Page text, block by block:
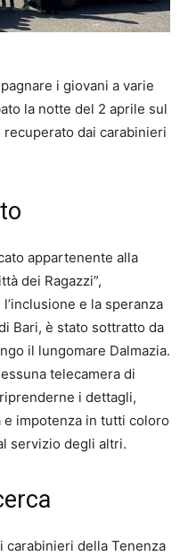
i giovani a varie
la notte del 2 aprile sul
recuperato dai carabinieri
appartenente alla
dei Ragazzi”,
e la speranza
Bari, è stato sottratto da
il lungomare Dalmazia.
telecamera di
i dettagli,
impotenza in tutti coloro
servizio degli altri.
carabinieri della Tenenza